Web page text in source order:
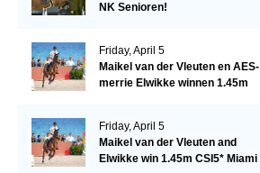
NK Senioren!
Friday, April 5
Maikel van der Vleuten en AES-
merrie Elwikke winnen 1.45m
Friday, April 5
Maikel van der Vleuten and
Elwikke win 1.45m CSI5* Miami